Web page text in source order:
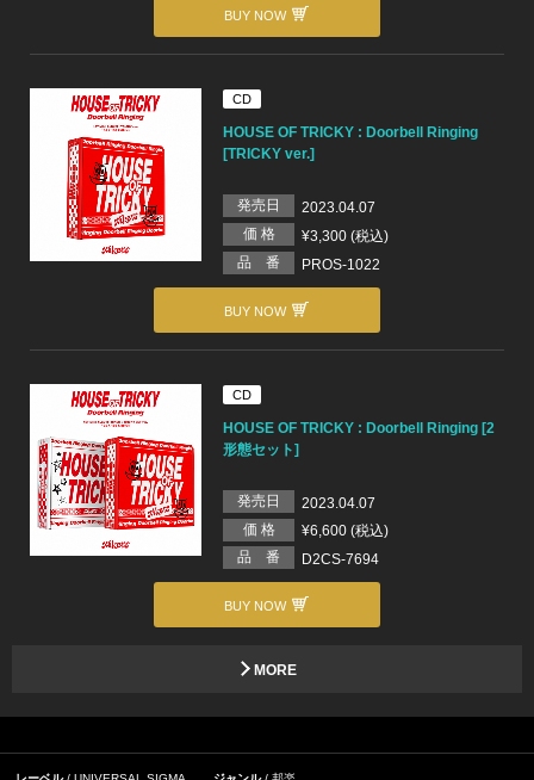
BUY NOW
CD
HOUSE OF TRICKY : Doorbell Ringing
[TRICKY ver.]
発売日
2023.04.07
価 格
¥3,300 (税込)
品 番
PROS-1022
BUY NOW
CD
HOUSE OF TRICKY : Doorbell Ringing [2
形態セット]
発売日
2023.04.07
価 格
¥6,600 (税込)
品 番
D2CS-7694
BUY NOW
MORE